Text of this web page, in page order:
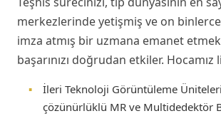
merkezlerinde yetişmiş ve on
imza atmış bir uzmana emanet
başarınızı doğrudan etkiler.
▪ İleri Teknoloji Görüntüleme
çözünürlüklü MR ve Multidedektör